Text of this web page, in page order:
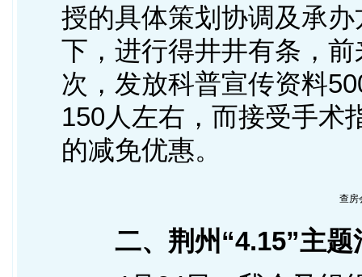
授的具体策划协调及承
下，进行得井井有条，
次，发放科普宣传资料
150人左右，而接受手术
的减免优惠。
查房
二、荆州“4.15”主题